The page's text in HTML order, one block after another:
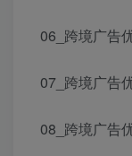
06_跨境广告
07_跨境广告
08_跨境广告